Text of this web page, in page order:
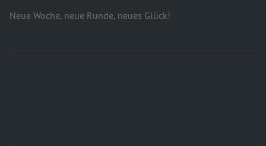
Neue Woche, neue Runde, neues Glück!